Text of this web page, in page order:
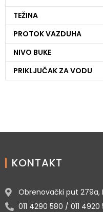
TEŽINA
PROTOK VAZDUHA
NIVO BUKE
PRIKLJUČAK ZA VODU
KONTAKT
Obrenovački put 279a,
011 4290 580 / 011 4920